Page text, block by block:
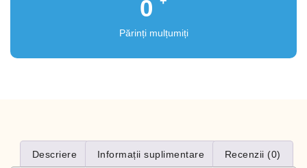
0
Părinți mulțumiți
Descriere Informații suplimentare Recenzii (0)